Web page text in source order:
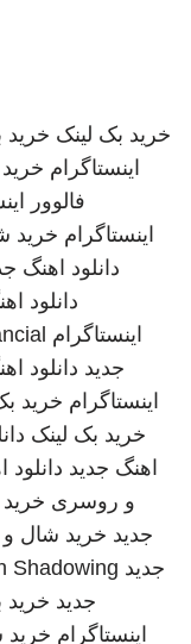
خرید بک لینک خرید
اینستاگرام
فالوور
اینستاگرام خرید
دانلود اهنگ
دانلود
اینستاگرام
جدید دانلود
اینستاگرام خرید
خرید بک لینک
اهنگ جدید دانلود
و روسری
جدید خرید شال
جدید Shadowing
جدید خرید
اینستاگرام